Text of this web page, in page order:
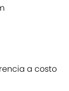
a costo